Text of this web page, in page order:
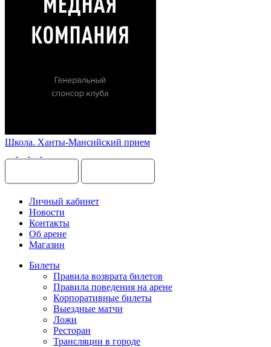
Школа. Ханты-Мансийский прием
Личный кабинет
Новости
Контакты
Об арене
Магазин
Билеты
Правила возврата билетов
Правила поведения на арене
Корпоративные билеты
Выездные матчи
Ложи
Ресторан
Трансляции в городе